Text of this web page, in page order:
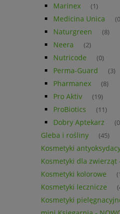
Marinex (1)
Medicina Unica
Naturgreen (8)
Neera (2)
Nutricode (0)
Perma-Guard (3)
Pharmanex (8)
Pro Aktiv (19)
ProBiotics (11)
Dobry Aptekarz
Gleba i rośliny (45)
Kosmetyki
Kosmetyki dla zwierząt
Kosmetyki kolorowe
Kosmetyki lecznicze
Kosmetyki